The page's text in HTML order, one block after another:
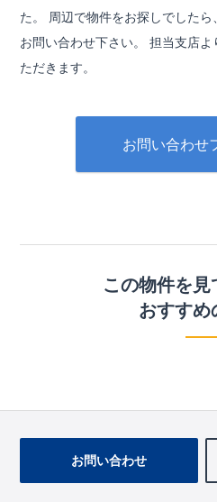
た。
周辺で物件をお探しでした
お問い合わせ下さい。
担当支店よ
ただきます。
お問い合わせ
この物件を見
おすすめ
お問い合わせ